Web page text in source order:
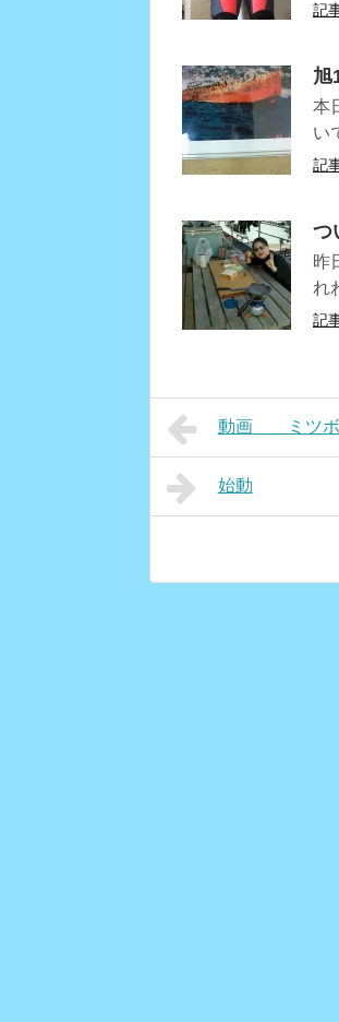
記
旭
本
い
記
つ
昨
れ
記
動画 ミツボ
始動